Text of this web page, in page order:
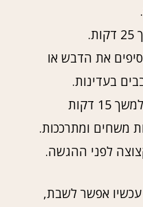
את הדבש או
בעדינות.
מכניסים לתנור שוב למשך 15 דקות
משחים ומתרככות.
לפני ההגשה.
אפשר לשבת,